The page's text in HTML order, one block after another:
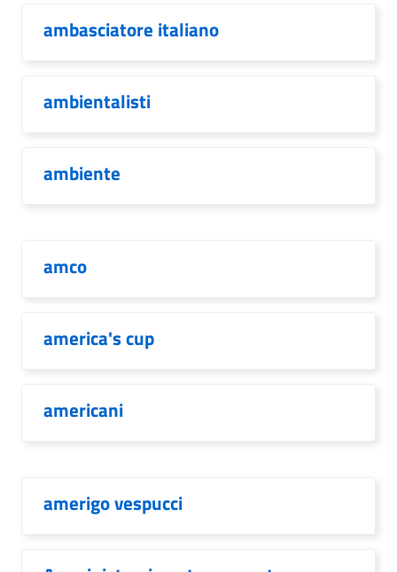
ambasciatore italiano
ambientalisti
ambiente
amco
america's cup
americani
amerigo vespucci